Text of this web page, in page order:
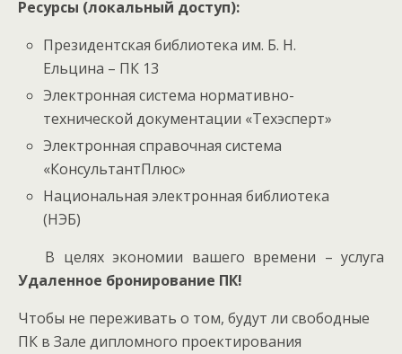
Ресурсы (локальный доступ):
Президентская библиотека им. Б. Н.
Ельцина – ПК 13
Электронная система нормативно-
технической документации «Техэсперт»
Электронная справочная система
«КонсультантПлюс»
Национальная электронная библиотека
(НЭБ)
В целях экономии вашего времени – услуга
Удаленное бронирование ПК!
Чтобы не переживать о том, будут ли свободные
ПК в Зале дипломного проектирования